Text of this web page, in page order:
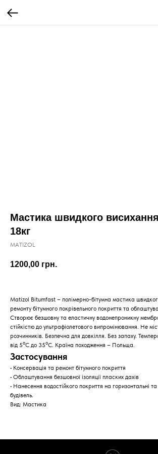
Мастика швидкого
18кг
MATIZOL
1200,00 грн.
Matizol Bitumfast – полімерно-бітумна мастика
ремонту бітумного покрівельного покриття та
Створює безшовну та еластичну водонепроникну
стійкістю до ультрафіолетового випромінювання. Не
розчинників. Безпечна для довкілля. Без запаху.
від 5оС до 35оС. Країна походження – Польща.
Застосування
• Консервація та ремонт бітумного покриття
• Облаштування безшовної ізоляції пласких дахів
• Нанесення водостійкого покриття на горизонтальні
будівель.
Вид: Мастика